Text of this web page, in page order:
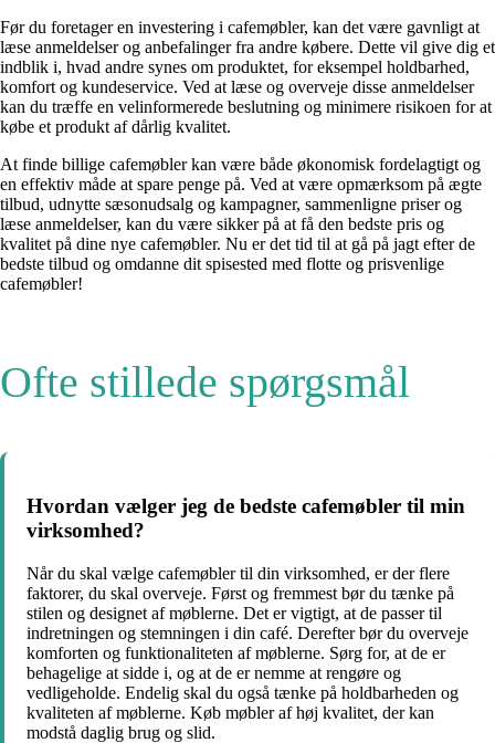
Før du foretager en investering i cafemøbler, kan det være gavnligt at
læse anmeldelser og anbefalinger fra andre købere. Dette vil give dig et
indblik i, hvad andre synes om produktet, for eksempel holdbarhed,
komfort og kundeservice. Ved at læse og overveje disse anmeldelser
kan du træffe en velinformerede beslutning og minimere risikoen for at
købe et produkt af dårlig kvalitet.
At finde billige cafemøbler kan være både økonomisk fordelagtigt og
en effektiv måde at spare penge på. Ved at være opmærksom på ægte
tilbud, udnytte sæsonudsalg og kampagner, sammenligne priser og
læse anmeldelser, kan du være sikker på at få den bedste pris og
kvalitet på dine nye cafemøbler. Nu er det tid til at gå på jagt efter de
bedste tilbud og omdanne dit spisested med flotte og prisvenlige
cafemøbler!
Ofte stillede spørgsmål
Hvordan vælger jeg de bedste cafemøbler til min
virksomhed?
Når du skal vælge cafemøbler til din virksomhed, er der flere
faktorer, du skal overveje. Først og fremmest bør du tænke på
stilen og designet af møblerne. Det er vigtigt, at de passer til
indretningen og stemningen i din café. Derefter bør du overveje
komforten og funktionaliteten af møblerne. Sørg for, at de er
behagelige at sidde i, og at de er nemme at rengøre og
vedligeholde. Endelig skal du også tænke på holdbarheden og
kvaliteten af møblerne. Køb møbler af høj kvalitet, der kan
modstå daglig brug og slid.